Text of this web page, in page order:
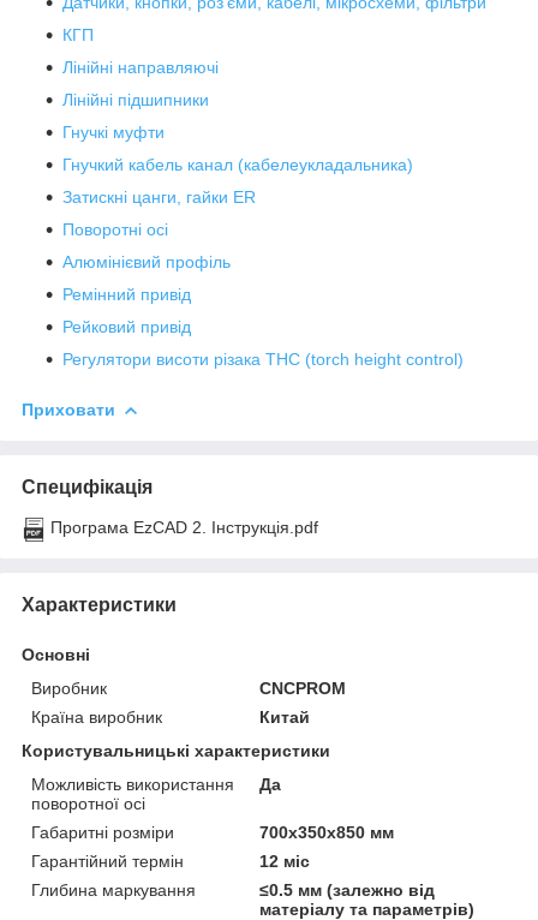
КГП
Лінійні направляючі
Лінійні підшипники
Гнучкі муфти
Гнучкий кабель канал (кабелеукладальника)
Затискні цанги, гайки ER
Поворотні осі
Алюмінієвий профіль
Ремінний привід
Рейковий привід
Регулятори висоти різака THC (torch height control)
Приховати
Специфікація
Програма EzCAD 2. Інструкція.pdf
Характеристики
Основні
Виробник
CNCPROM
Країна виробник
Китай
Користувальницькі характеристики
Можливість використання
поворотної осі
Да
Габаритні розміри
700х350х850 мм
Гарантійний термін
12 міс
Глибина маркування
≤0.5 мм (залежно від
матеріалу та параметрів)